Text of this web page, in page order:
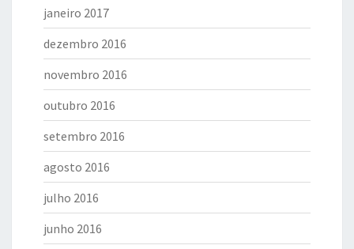
janeiro 2017
dezembro 2016
novembro 2016
outubro 2016
setembro 2016
agosto 2016
julho 2016
junho 2016